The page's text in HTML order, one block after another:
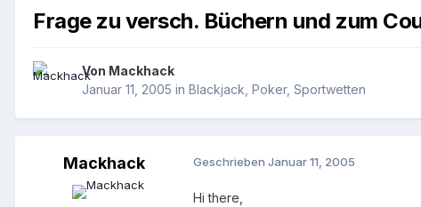
Frage zu versch. Büchern und zum
Von Mackhack
Januar 11, 2005 in Blackjack, Poker, Sportwetten
Mackhack Geschrieben Januar 11, 2005
Hi there,